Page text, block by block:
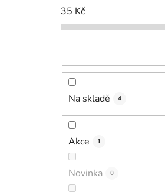
35 Kč
Na skladě 4
Akce 1
Novinka 0